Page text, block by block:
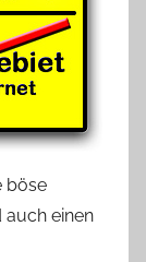
böse
auch einen